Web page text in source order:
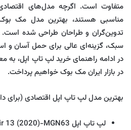
متفاوت است. اگرچه مدل‌های
مناسبی هستند، بهترین مدل مک بوک
تدوین‌گران و طراحان طراحی شده
سبک، گزینه‌ای عالی برای حمل آسان و
در ادامه راهنمای خرید لپ تاپ اپل، به
در بازار ایران مک بوک خواهیم پرداخت.
بهترین مدل لپ تاپ اپل اقتصادی (برای
لپ تاپ اپل MacBook Air 13 (2020)-MGN63